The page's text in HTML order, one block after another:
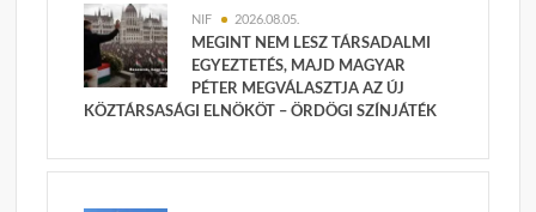
NIF 2026.08.05.
MEGINT NEM LESZ TÁRSADALMI
EGYEZTETÉS, MAJD MAGYAR
PÉTER MEGVÁLASZTJA AZ ÚJ
KÖZTÁRSASÁGI ELNÖKÖT – ÖRDÖGI SZÍNJÁTÉK